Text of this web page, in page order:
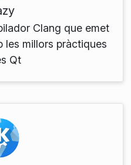
Clang que emet
les millors pràctiques
Qt